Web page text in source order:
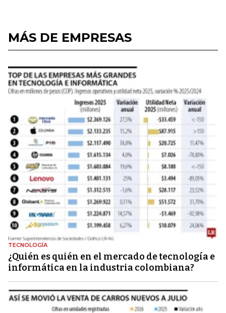
MÁS DE EMPRESAS
TECNOLOGÍA
¿Quién es quién en el mercado de tecnología e
informática en la industria colombiana?